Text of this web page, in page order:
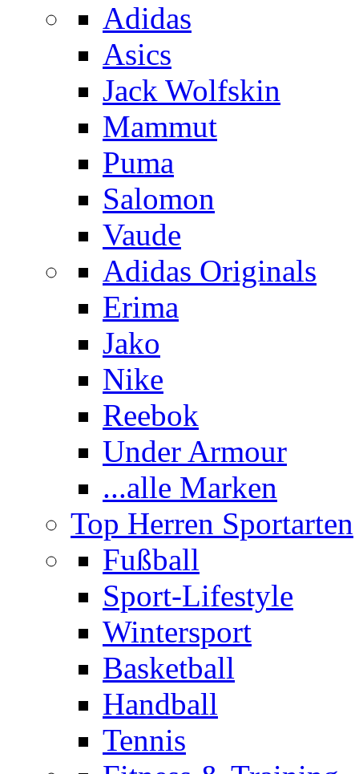
Adidas
Asics
Jack Wolfskin
Mammut
Puma
Salomon
Vaude
Adidas Originals
Erima
Jako
Nike
Reebok
Under Armour
...alle Marken
Top Herren Sportarten
Fußball
Sport-Lifestyle
Wintersport
Basketball
Handball
Tennis